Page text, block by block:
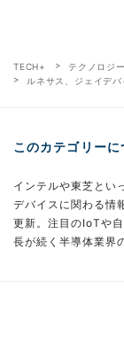
TECH+ テクノロジー
ルネサス、ジェイデ
このカテゴリーに
インテルや東芝とい
デバイスに関わる情
更新。注目のIoTや
長が続く半導体業界